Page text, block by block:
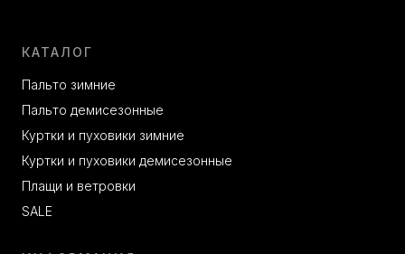
КАТАЛОГ
Пальто зимние
Пальто демисезонные
Куртки и пуховики зимние
Куртки и пуховики демисезонные
Плащи и ветровки
SALE